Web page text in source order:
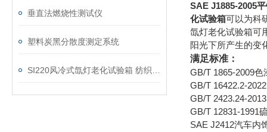
垂直法燃烧性测试仪
塑料炭黑分散度测定系统
SAE J1885-2005
化试验箱可以为科
氙灯老化试验箱可
阳光下所产生的变
满足标准：
GB/T 1865-2009
GB/T 16422.2-
GB/T 2423.24-
GB/T 12831-1991
SAE J2412汽车内